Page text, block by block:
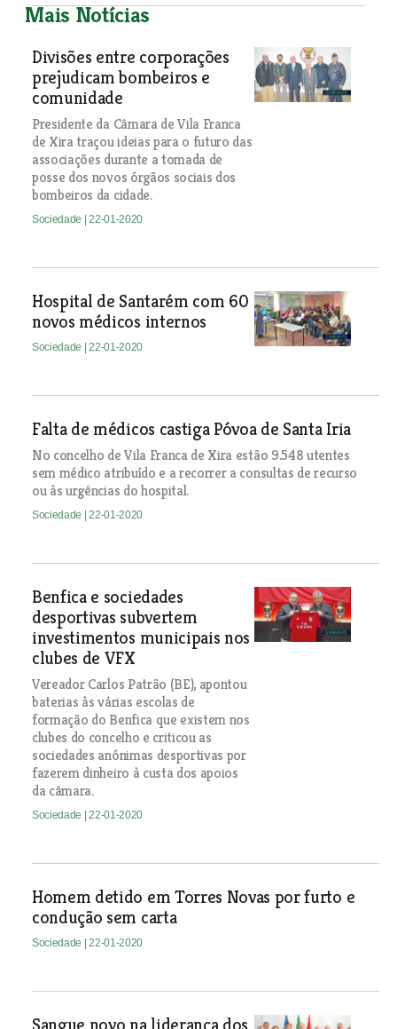
Mais Notícias
Divisões entre corporações
prejudicam bombeiros e
comunidade
Presidente da Câmara de Vila Franca
de Xira traçou ideias para o futuro das
associações durante a tomada de
posse dos novos órgãos sociais dos
bombeiros da cidade.
Sociedade | 22-01-2020
Hospital de Santarém com 60
novos médicos internos
Sociedade | 22-01-2020
Falta de médicos castiga Póvoa de Santa Iria
No concelho de Vila Franca de Xira estão 9.548 utentes
sem médico atribuído e a recorrer a consultas de recurso
ou às urgências do hospital.
Sociedade | 22-01-2020
Benfica e sociedades
desportivas subvertem
investimentos municipais nos
clubes de VFX
Vereador Carlos Patrão (BE), apontou
baterias às várias escolas de
formação do Benfica que existem nos
clubes do concelho e criticou as
sociedades anónimas desportivas por
fazerem dinheiro à custa dos apoios
da câmara.
Sociedade | 22-01-2020
Homem detido em Torres Novas por furto e
condução sem carta
Sociedade | 22-01-2020